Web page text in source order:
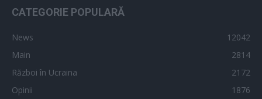
CATEGORIE POPULARĂ
News
12042
Main
2814
Război în Ucraina
2172
Opinii
1876